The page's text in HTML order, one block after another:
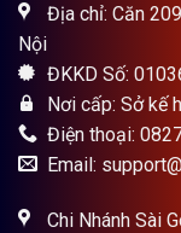
Địa chỉ: Căn
Nội
ĐKKD Số:
Nơi cấp: Sở kế
Điện thoại:
Email:
Chi Nhánh Sài